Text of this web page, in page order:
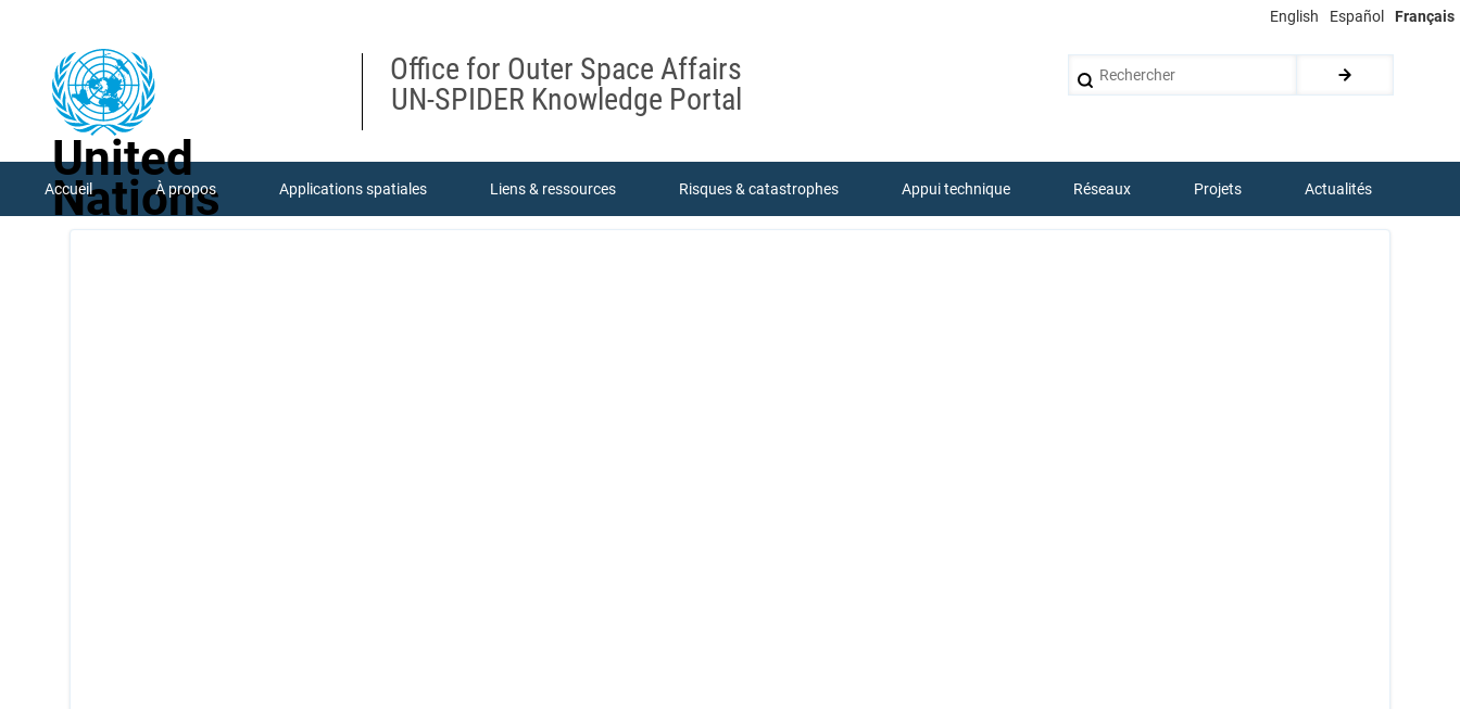
English Español Français
United
Nations
Office for Outer Space Affairs
UN-SPIDER Knowledge Portal
Rechercher
Accueil À propos Applications spatiales Liens & ressources Risques & catastrophes Appui technique Réseaux Projets Actualités